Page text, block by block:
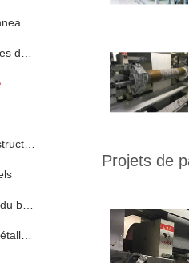
de particules
de défense principale
bois
Projets de